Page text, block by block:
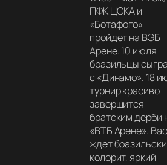
ПФК ЦСКА и
«Ботафого»
пройдет на ВЭБ
Арене. 10 июля
бразильцы
с «Динамо». 18
турнир красиво
завершится
братским дерби
«ВТБ Арене». Вас
ждет
колорит, яркий